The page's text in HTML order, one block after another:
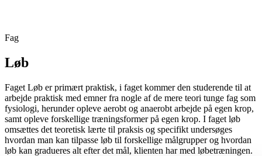
Fag
Løb
Faget Løb er primært praktisk, i faget kommer den studerende til at
arbejde praktisk med emner fra nogle af de mere teori tunge fag som
fysiologi, herunder opleve aerobt og anaerobt arbejde på egen krop,
samt opleve forskellige træningsformer på egen krop. I faget løb
omsættes det teoretisk lærte til praksis og specifikt undersøges
hvordan man kan tilpasse løb til forskellige målgrupper og hvordan
løb kan gradueres alt efter det mål, klienten har med løbetræningen.